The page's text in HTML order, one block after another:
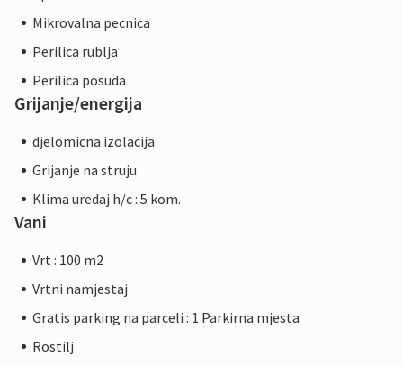
Mikrovalna pecnica
Perilica rublja
Perilica posuda
Grijanje/energija
djelomicna izolacija
Grijanje na struju
Klima uredaj h/c : 5 kom.
Vani
Vrt : 100 m2
Vrtni namjestaj
Gratis parking na parceli : 1 Parkirna mjesta
Rostilj